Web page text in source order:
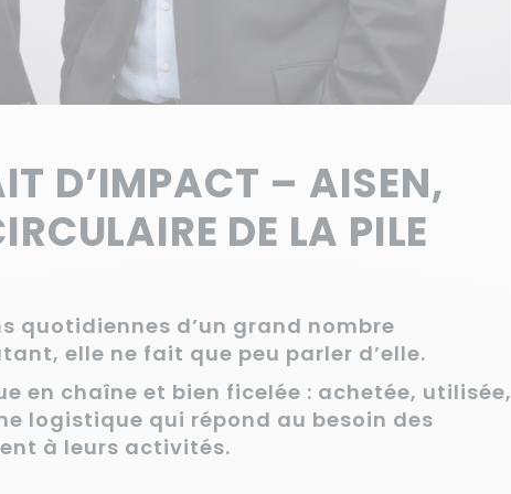
D’IMPACT – AISEN,
DE LA PILE
quotidiennes d’un grand nombre
elle ne fait que peu parler d’elle.
en chaîne et bien ficelée : achetée, utilisée,
logistique qui répond au besoin des
à leurs activités.